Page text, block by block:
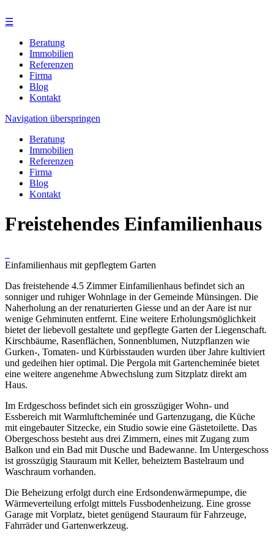
☰
Beratung
Immobilien
Referenzen
Firma
Blog
Kontakt
Navigation überspringen
Beratung
Immobilien
Referenzen
Firma
Blog
Kontakt
Freistehendes Einfamilienhaus
Einfamilienhaus mit gepflegtem Garten
Das freistehende 4.5 Zimmer Einfamilienhaus befindet sich an
sonniger und ruhiger Wohnlage in der Gemeinde Münsingen. Die
Naherholung an der renaturierten Giesse und an der Aare ist nur
wenige Gehminuten entfernt. Eine weitere Erholungsmöglichkeit
bietet der liebevoll gestaltete und gepflegte Garten der Liegenschaft.
Kirschbäume, Rasenflächen, Sonnenblumen, Nutzpflanzen wie
Gurken-, Tomaten- und Kürbisstauden wurden über Jahre kultiviert
und gedeihen hier optimal. Die Pergola mit Gartencheminée bietet
eine weitere angenehme Abwechslung zum Sitzplatz direkt am
Haus.
Im Erdgeschoss befindet sich ein grosszügiger Wohn- und
Essbereich mit Warmluftcheminée und Gartenzugang, die Küche
mit eingebauter Sitzecke, ein Studio sowie eine Gästetoilette. Das
Obergeschoss besteht aus drei Zimmern, eines mit Zugang zum
Balkon und ein Bad mit Dusche und Badewanne. Im Untergeschoss
ist grosszügig Stauraum mit Keller, beheiztem Bastelraum und
Waschraum vorhanden.
Die Beheizung erfolgt durch eine Erdsondenwärmepumpe, die
Wärmeverteilung erfolgt mittels Fussbodenheizung. Eine grosse
Garage mit Vorplatz, bietet genügend Stauraum für Fahrzeuge,
Fahrräder und Gartenwerkzeug.